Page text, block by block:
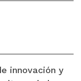
innovación y